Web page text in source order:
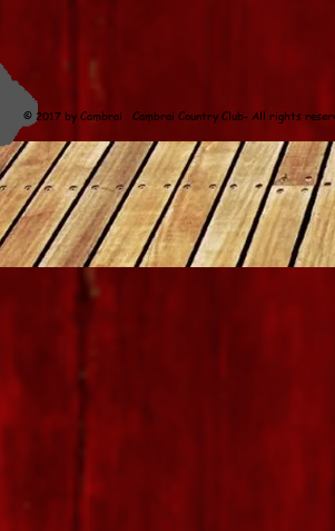
© 2017 by Cambrai Cambrai Country Club- All rights